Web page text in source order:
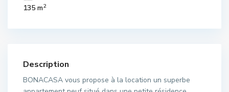
135 m2
Description
BONACASA vous propose à la location un superbe